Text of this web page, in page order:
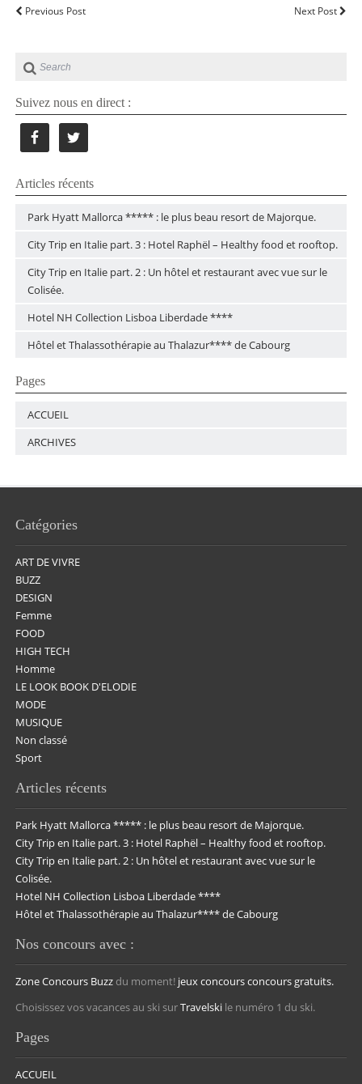
Previous Post Next Post
Suivez nous en direct :
Articles récents
Park Hyatt Mallorca ***** : le plus beau resort de Majorque.
City Trip en Italie part. 3 : Hotel Raphël – Healthy food et rooftop.
City Trip en Italie part. 2 : Un hôtel et restaurant avec vue sur le
Colisée.
Hotel NH Collection Lisboa Liberdade ****
Hôtel et Thalassothérapie au Thalazur**** de Cabourg
Pages
ACCUEIL
ARCHIVES
Catégories
ART DE VIVRE
BUZZ
DESIGN
Femme
FOOD
HIGH TECH
Homme
LE LOOK BOOK D'ELODIE
MODE
MUSIQUE
Non classé
Sport
Articles récents
Park Hyatt Mallorca ***** : le plus beau resort de Majorque.
City Trip en Italie part. 3 : Hotel Raphël – Healthy food et rooftop.
City Trip en Italie part. 2 : Un hôtel et restaurant avec vue sur le
Colisée.
Hotel NH Collection Lisboa Liberdade ****
Hôtel et Thalassothérapie au Thalazur**** de Cabourg
Nos concours avec :
Zone Concours Buzz du moment! jeux concoursconcours gratuits.
Choisissez vos vacances au ski surTravelski le numéro 1 du ski.
Pages
ACCUEIL